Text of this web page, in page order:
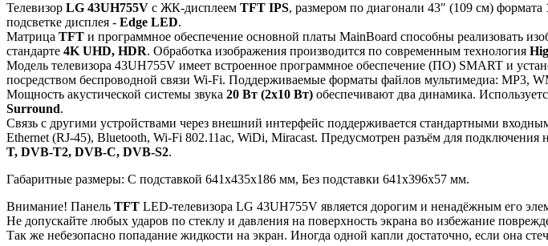
Телевизор LG 43UH755V с ЖК-дисплеем TFT IPS, размером по диагонали 43" (109 см) формата
подсветке дисплея - Edge LED.
Матрица TFT и программное обеспечение основной платы MainBoard способны реализовать
стандарте 4K UHD, HDR. Обработка изображения производится по современным технология
Модель телевизора 43UH755V имеет встроенное программное обеспечение (ПО) SMART и
посредством беспроводной связи Wi-Fi. Поддерживаемые форматы файлов мультимедиа: MP3,
Мощность акустической системы звука 20 Вт (2x10 Вт) обеспечивают два динамика.
Surround.
Связь с другими устройствами через внешний интерфейс поддерживается стандартными
Ethernet (RJ-45), Bluetooth, Wi-Fi 802.11ac, WiDi, Miracast. Предусмотрен разъём для
T, DVB-T2, DVB-C, DVB-S2.
Габаритные размеры: C подставкой 641x435x186 мм, Без подставки 641x396x57 мм.
Внимание! Панель TFT LED-телевизора LG 43UH755V является дорогим и ненадёжным его
Не допускайте любых ударов по стеклу и давления на поверхность экрана во избежание
Так же небезопасно попадание жидкости на экран. Иногда одной капли достаточно, если она